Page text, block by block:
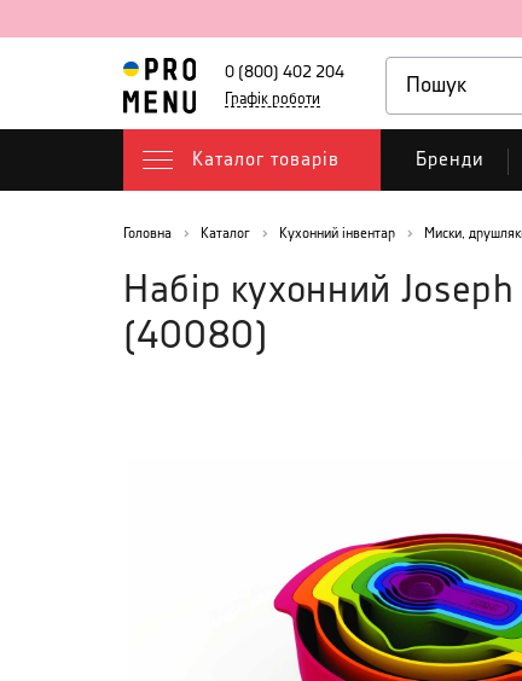
0 (800) 402 204
Графік роботи
Каталог товарів Бренди
Головна Каталог Кухонний інвентар Миски,
Набір кухонний
(40080 )